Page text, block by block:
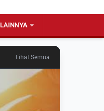
LAINNYA
Lihat Semua